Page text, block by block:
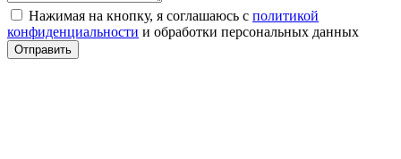
Нажимая на кнопку, я соглашаюсь с политикой
конфиденциальности и обработки персональных данных